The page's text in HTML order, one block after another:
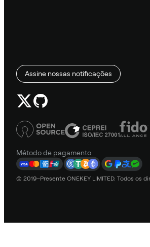
Assine nossas notificações
Método de pagamento
© 2019–Presente ONEKEY LIMITED. Todos os